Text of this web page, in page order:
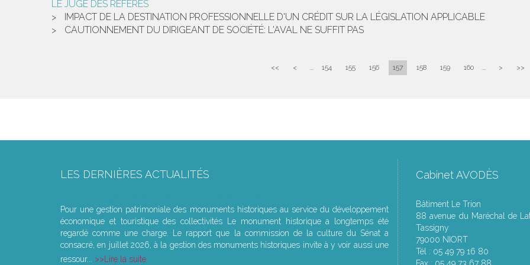
LE JUGE DES RÉFÉRÉS
IMPACT DE LA DESTINATION PROFESSIONNELLE D'UN CRÉDIT SUR LA LÉGISLATION APPLICABLE
CAUTIONNEMENT DU DIRIGEANT DE SOCIÉTÉ: L'AVAL NE SUFFIT PAS
<< < ... 154 155 156 157 158 159 160 ... > >>
LES DERNIÈRES ACTUALITÉS
Pour une gestion patrimoniale des monuments historiques au service du développement
économique et touristique des collectivités Le monument historique a longtemps été
regardé comme une charge. Le rapport que la commission de la culture du Sénat a
consacré, en juillet 2026, à la gestion des monuments historiques invite à y voir aussi une
ressour...
Lire la suite
Cabinet AVODÈS
Bâtiment Le Trion
88 avenue du Maréchal de
Tassigny
79000 NIORT
Tél : 05 49 79 16 80